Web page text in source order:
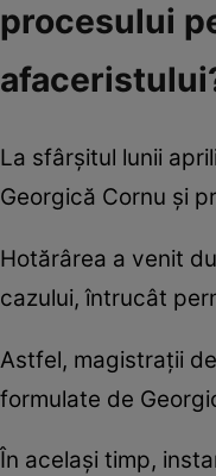
procesului
La sfârșitul lunii
Georgică Cornu și
Hotărârea a venit
cazului, întrucât
Astfel, magistrații
formulate de
În același timp,